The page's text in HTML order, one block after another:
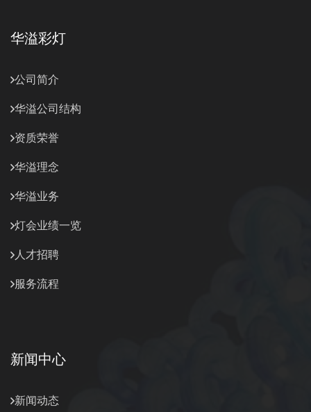
华溢彩灯
公司简介
华溢公司结构
资质荣誉
华溢理念
华溢业务
灯会业绩一览
人才招聘
服务流程
新闻中心
新闻动态